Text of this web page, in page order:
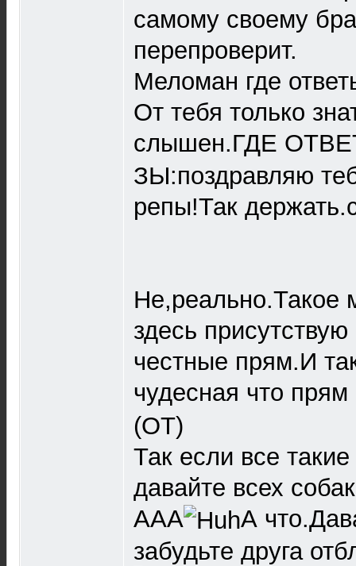
самому своему
перепроверит.
Меломан где
От тебя только
слышен.ГДЕ
ЗЫ:поздравляю
репы!Так
Не,реально.Такое
здесь
честные прям.И
чудесная что
(ОТ)
Так если все
давайте всех
ААА
А
забудьте друга